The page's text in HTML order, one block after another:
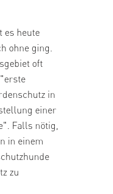
es heute
ohne ging.
oft
in
einer
Falls nötig,
in einem
zu